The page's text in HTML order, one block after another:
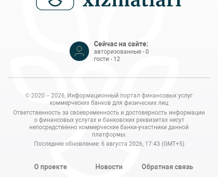
Сейчас на сайте:
авторизованные - 0
гости - 12
© 2020 – 2026, Информационный портал финансовых услуг
коммерческих банков для физических лиц
Ответственность за своевременность и достоверность информации
о финансовых услугах и банковских реквизитах несут
непосредственно коммерческие банки-участники данной
платформы.
Последнее обновление: 6 августа 2026, 17:43 (GMT+5)
О проекте Новости
Обратная связь